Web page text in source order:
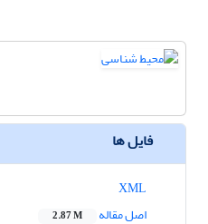
فایل ها
اصل مقاله
2.87 M